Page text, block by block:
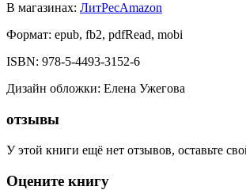
В магазинах: ЛитРесAmazon
Формат: epub, fb2, pdfRead, mobi
ISBN: 978-5-4493-3152-6
Дизайн обложки: Елена Ужегова
отзывы
У этой книги ещё нет отзывов, оставьте
Оцените книгу